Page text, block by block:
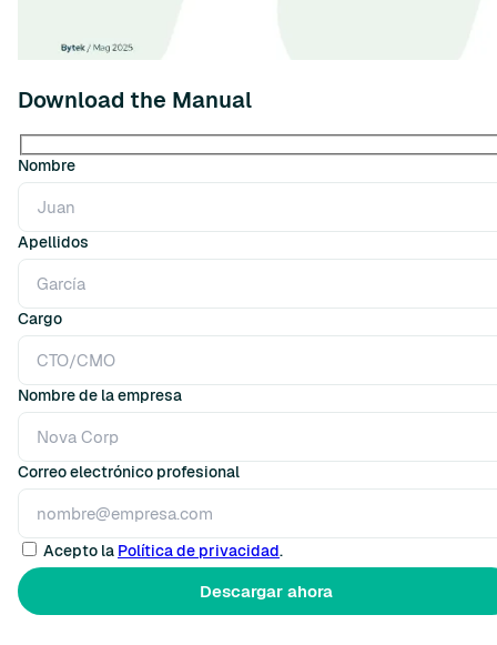
Download the Manual
Nombre
Apellidos
Cargo
Nombre de la empresa
Correo electrónico profesional
Acepto la Política de privacidad.